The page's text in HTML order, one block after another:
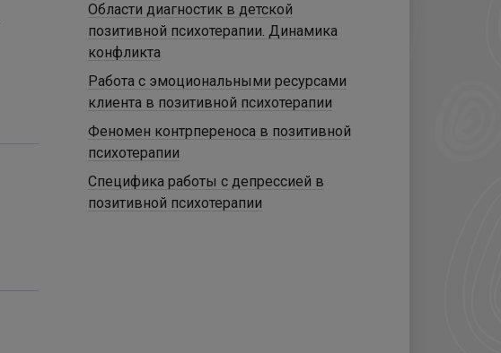
Области диагностик в детской
позитивной психотерапии. Динамика
конфликта
Работа с эмоциональными ресурсами
клиента в позитивной психотерапии
Феномен контрпереноса в позитивной
психотерапии
Специфика работы с депрессией в
позитивной психотерапии